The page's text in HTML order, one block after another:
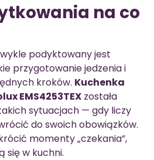
na co
podyktowany jest
przygotowanie jedzenia i
kroków. Kuchenka
EMS4253TEX została
sytuacjach — gdy liczy
do swoich obowiązków.
momenty „czekania”,
się w kuchni.